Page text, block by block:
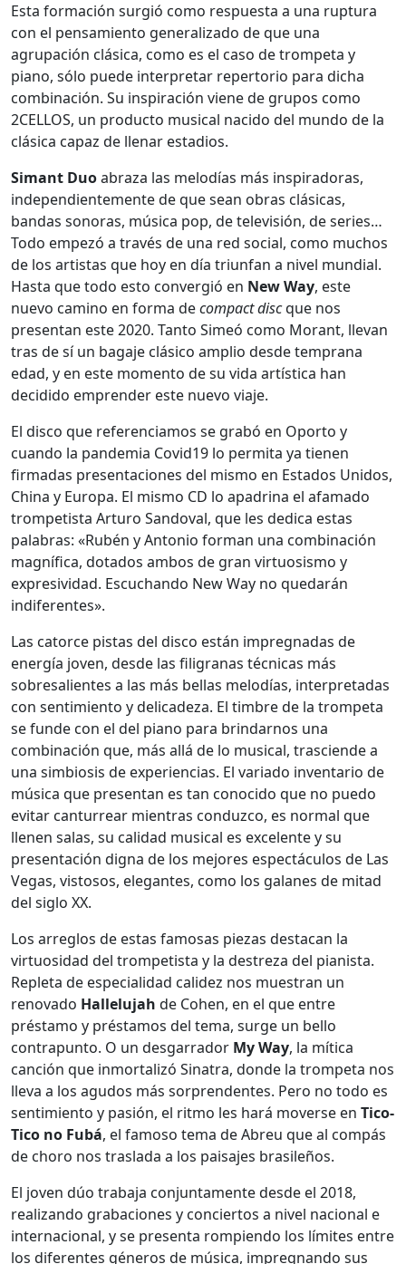
Esta formación surgió como respuesta a una ruptura
con el pensamiento generalizado de que una
agrupación clásica, como es el caso de trompeta y
piano, sólo puede interpretar repertorio para dicha
combinación. Su inspiración viene de grupos como
2CELLOS, un producto musical nacido del mundo de la
clásica capaz de llenar estadios.
Simant Duoabraza las melodías más inspiradoras,
independientemente de que sean obras clásicas,
bandas sonoras, música pop, de televisión, de series…
Todo empezó a través de una red social, como muchos
de los artistas que hoy en día triunfan a nivel mundial.
Hasta que todo esto convergió en New Way, este
nuevo camino en forma decompact discque nos
presentan este 2020. Tanto Simeó como Morant, llevan
tras de sí un bagaje clásico amplio desde temprana
edad, y en este momento de su vida artística han
decidido emprender este nuevo viaje.
El disco que referenciamos se grabó en Oporto y
cuando la pandemia Covid19 lo permita ya tienen
firmadas presentaciones del mismo en Estados Unidos,
China y Europa. El mismo CD lo apadrina el afamado
trompetista Arturo Sandoval, que les dedica estas
palabras: «Rubén y Antonio forman una combinación
magnífica, dotados ambos de gran virtuosismo y
expresividad. Escuchando New Way no quedarán
indiferentes».
Las catorce pistas del disco están impregnadas de
energía joven, desde las filigranas técnicas más
sobresalientes a las más bellas melodías, interpretadas
con sentimiento y delicadeza. El timbre de la trompeta
se funde con el del piano para brindarnos una
combinación que, más allá de lo musical, trasciende a
una simbiosis de experiencias. El variado inventario de
música que presentan es tan conocido que no puedo
evitar canturrear mientras conduzco, es normal que
llenen salas, su calidad musical es excelente y su
presentación digna de los mejores espectáculos de Las
Vegas, vistosos, elegantes, como los galanes de mitad
del siglo XX.
Los arreglos de estas famosas piezas destacan la
virtuosidad del trompetista y la destreza del pianista.
Repleta de especialidad calidez nos muestran un
renovado Hallelujah de Cohen, en el que entre
préstamo y préstamos del tema, surge un bello
contrapunto. O un desgarrador My Way, la mítica
canción que inmortalizó Sinatra, donde la trompeta nos
lleva a los agudos más sorprendentes. Pero no todo es
sentimiento y pasión, el ritmo les hará moverse en Tico-
Tico no Fubá, el famoso tema de Abreu que al compás
de choro nos traslada a los paisajes brasileños.
El joven dúo trabaja conjuntamente desde el 2018,
realizando grabaciones y conciertos a nivel nacional e
internacional, y se presenta rompiendo los límites entre
los diferentes géneros de música, impregnando sus